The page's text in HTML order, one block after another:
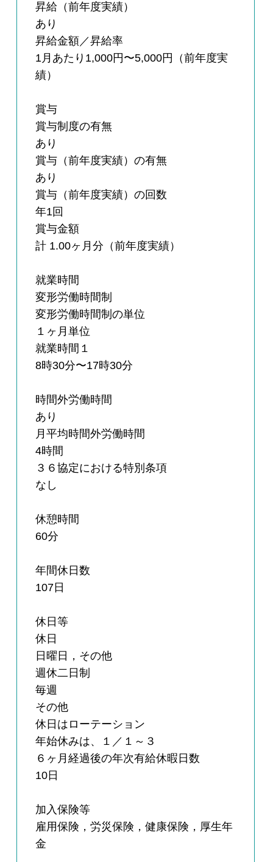
昇給（前年度実績）
あり
昇給金額／昇給率
1月あたり1,000円〜5,000円（前年度実
績）
賞与
賞与制度の有無
あり
賞与（前年度実績）の有無
あり
賞与（前年度実績）の回数
年1回
賞与金額
計 1.00ヶ月分（前年度実績）
就業時間
変形労働時間制
変形労働時間制の単位
１ヶ月単位
就業時間１
8時30分〜17時30分
時間外労働時間
あり
月平均時間外労働時間
4時間
３６協定における特別条項
なし
休憩時間
60分
年間休日数
107日
休日等
休日
日曜日，その他
週休二日制
毎週
その他
休日はローテーション
年始休みは、１／１～３
６ヶ月経過後の年次有給休暇日数
10日
加入保険等
雇用保険，労災保険，健康保険，厚生年
金